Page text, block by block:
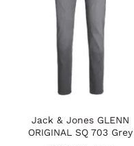
Jack & Jones GLENN
ORIGINAL SQ 703 Grey